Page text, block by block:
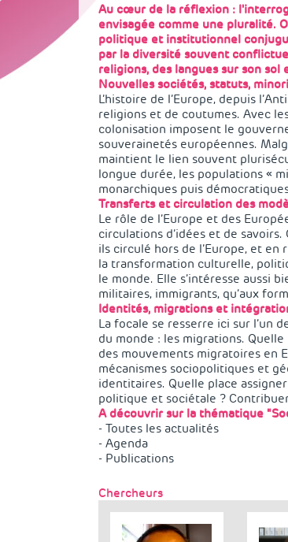
Au cœur de la réflexion :
envisagée comme une pluralité.
politique et institutionnel
par la diversité souvent
religions, des langues sur son sol
Nouvelles sociétés, statuts,
L’histoire de l’Europe, depuis
religions et de coutumes. Avec
colonisation imposent le
souverainetés européennes.
maintient le lien souvent
longue durée, les populations «
monarchiques puis
Transferts et circulation des
Le rôle de l’Europe et des
circulations d’idées et de
ils circulé hors de l’Europe, et
la transformation culturelle,
le monde. Elle s’intéresse aussi
militaires, immigrants, qu’aux
Identités, migrations et
La focale se resserre ici sur l’un
du monde : les migrations.
des mouvements migratoires en
mécanismes sociopolitiques et
identitaires. Quelle place
politique et sociétale ?
A découvrir sur la thématique
- Toutes les actualités
- Agenda
- Publications
Chercheurs